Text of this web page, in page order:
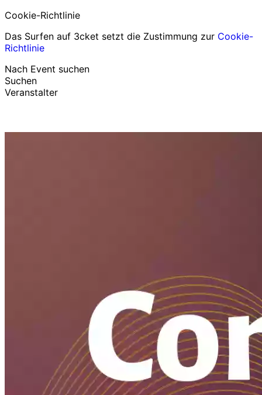
Cookie-Richtlinie
Das Surfen auf 3cket setzt die Zustimmung zur Cookie-
Richtlinie
Nach Event suchen
Suchen
Veranstalter
Deutsch